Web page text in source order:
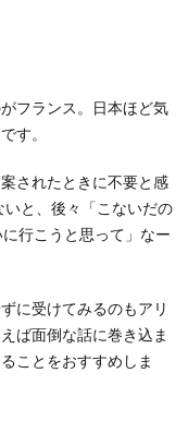
フランス。日本ほど気
す。
されたときに不要と感
と、後々「こないだの
行こうと思って」なー
に受けてみるのもアリ
ば面倒な話に巻き込ま
ことをおすすめしま